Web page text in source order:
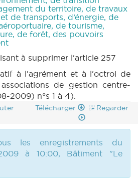
du territoire, de travaux
de transports, d’énergie, de
de tourisme,
de forêt, des pouvoirs
à supprimer l'article 257
à l'agrément et à l'octroi de
de gestion centre-
2009) n°s 1 à 4).
Télécharger Regarder
les enregistrements du
à 10:00, Bâtiment "Le